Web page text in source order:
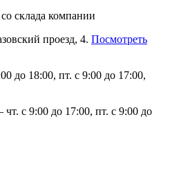
со склада компании
проезд, 4. Посмотреть
до 18:00, пт. с 9:00 до 17:00,
чт. с 9:00 до 17:00, пт. с 9:00 до